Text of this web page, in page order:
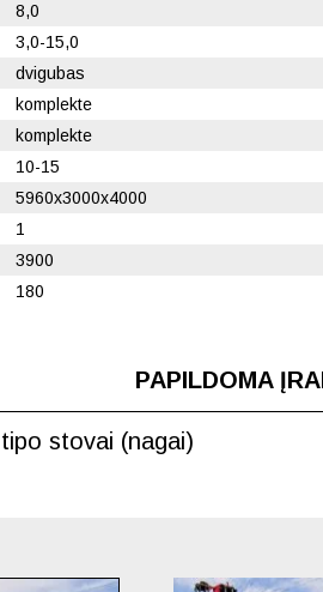
8,0
3,0-15,0
dvigubas
komplekte
komplekte
10-15
5960x3000x4000
1
3900
180
PAPILDOMA
stovai (nagai)